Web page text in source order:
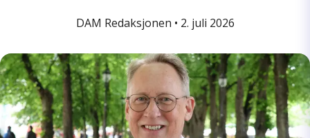
DAM Redaksjonen • 2. juli 2026